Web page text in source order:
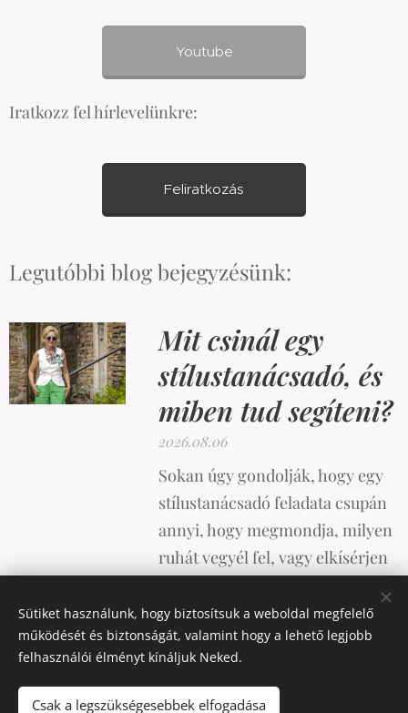
Youtube
Iratkozz fel hírlevelünkre:
Feliratkozás
Legutóbbi blog bejegyzésünk:
Mit csinál egy
stílustanácsadó, és
miben tud segíteni?
2026.08.06
Sokan úgy gondolják, hogy egy
stílustanácsadó feladata csupán
annyi, hogy megmondja, milyen
ruhát vegyél fel, vagy elkísérjen
ennél sokkal összetettebb.
Sütiket használunk, hogy biztosítsuk a weboldal megfelelő
működését és biztonságát, valamint hogy a lehető legjobb
felhasználói élményt kínáljuk Neked.
Csak a legszükségesebbek elfogadása